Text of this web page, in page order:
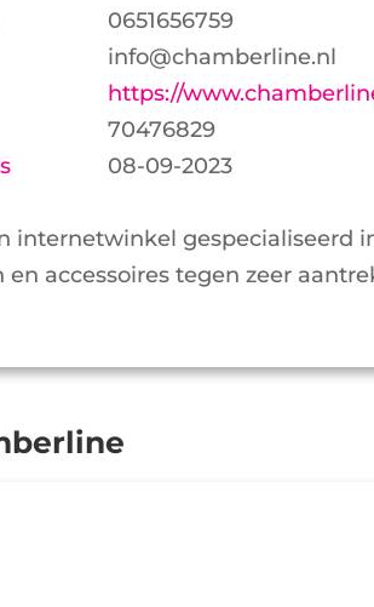
0651656759
info@chamberline.nl
https://
70476829
08-09-2023
internetwinkel gespecialiseerd
accessoires tegen zeer